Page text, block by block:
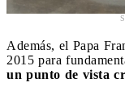
Además, el Papa
2015 para
un punto de vista